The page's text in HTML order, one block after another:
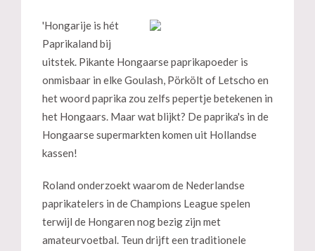
'Hongarije is hét
Paprikaland bij
uitstek. Pikante Hongaarse paprikapoeder is
onmisbaar in elke Goulash, Pörkölt of Letscho en
het woord paprika zou zelfs pepertje betekenen in
het Hongaars. Maar wat blijkt? De paprika's in de
Hongaarse supermarkten komen uit Hollandse
kassen!
Roland onderzoekt waarom de Nederlandse
paprikatelers in de Champions League spelen
terwijl de Hongaren nog bezig zijn met
amateurvoetbal. Teun drijft een traditionele